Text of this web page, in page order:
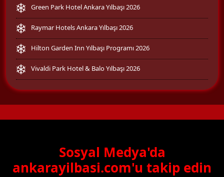
Green Park Hotel Ankara Yılbaşı 2026
Raymar Hotels Ankara Yılbaşı 2026
Hilton Garden Inn Yılbaşı Programı 2026
Vivaldi Park Hotel & Balo Yılbaşı 2026
Sosyal Medya'da
ankarayilbasi.com'u takip edin